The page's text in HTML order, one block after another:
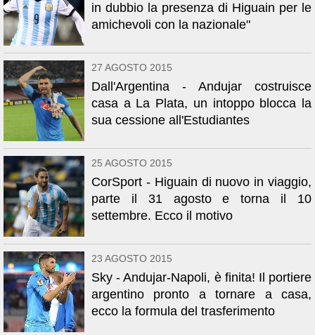
in dubbio la presenza di Higuain per le
amichevoli con la nazionale"
27 AGOSTO 2015
Dall'Argentina - Andujar costruisce
casa a La Plata, un intoppo blocca la
sua cessione all'Estudiantes
25 AGOSTO 2015
CorSport - Higuain di nuovo in viaggio,
parte il 31 agosto e torna il 10
settembre. Ecco il motivo
23 AGOSTO 2015
Sky - Andujar-Napoli, è finita! Il portiere
argentino pronto a tornare a casa,
ecco la formula del trasferimento